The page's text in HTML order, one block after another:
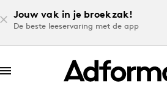
Jouw vak in je broekzak!
De beste leeservaring met de app